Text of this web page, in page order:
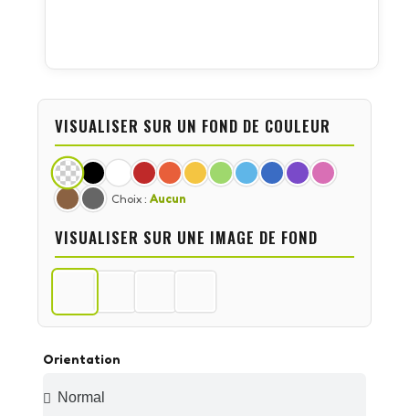
Orientation
VISUALISER SUR UN FOND DE COULEUR
Choix : Aucun
VISUALISER SUR UNE IMAGE DE FOND